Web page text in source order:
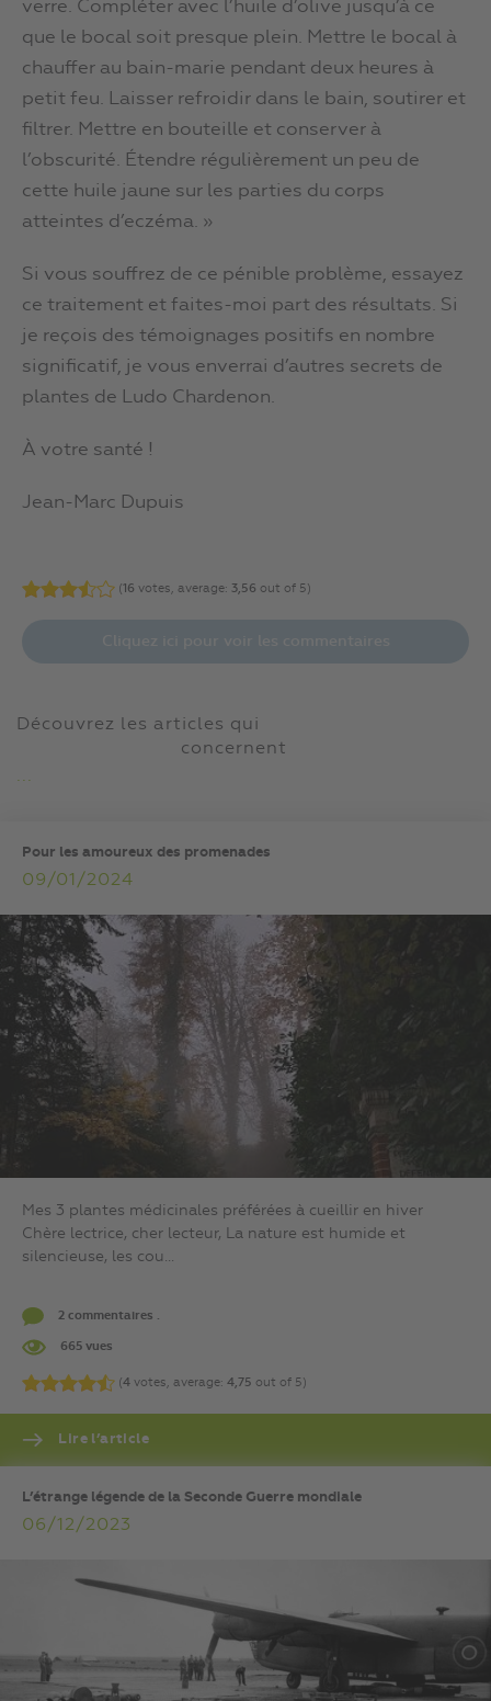
verre. Compléter avec l’huile d’olive jusqu’à ce
que le bocal soit presque plein. Mettre le bocal à
chauffer au bain-marie pendant deux heures à
petit feu. Laisser refroidir dans le bain, soutirer et
filtrer. Mettre en bouteille et conserver à
l’obscurité. Étendre régulièrement un peu de
cette huile jaune sur les parties du corps
atteintes d’eczéma. »
Si vous souffrez de ce pénible problème, essayez
ce traitement et faites-moi part des résultats. Si
je reçois des témoignages positifs en nombre
significatif, je vous enverrai d’autres secrets de
plantes de Ludo Chardenon.
À votre santé !
Jean-Marc Dupuis
(16 votes, average: 3,56 out of 5)
Découvrez les articles qui
concernent
...
Pour les amoureux des promenades
09/01/2024
Mes 3 plantes médicinales préférées à cueillir en hiver
Chère lectrice, cher lecteur, La nature est humide et
silencieuse, les cou...
2 commentaires .
665 vues
(4 votes, average: 4,75 out of 5)
Lire l’article
L’étrange légende de la Seconde Guerre mondiale
06/12/2023